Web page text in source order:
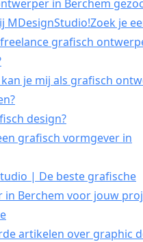
in Berchem
MDesignStudio!Zoek je
grafisch
je mij als grafisch
design?
grafisch vormgever in
| De beste grafische
in Berchem voor jouw
artikelen over graphic